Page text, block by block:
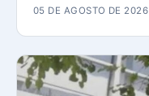
05 DE AGOSTO DE 2026